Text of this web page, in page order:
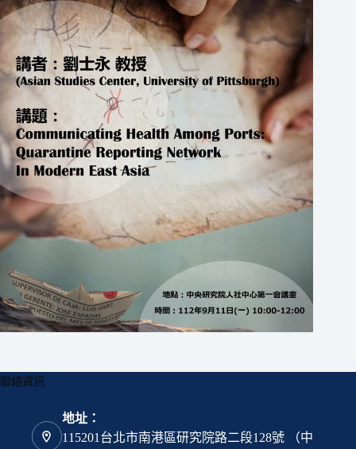
聯絡資訊
地址：
115201台北市南港區研究院路二段128號 （中